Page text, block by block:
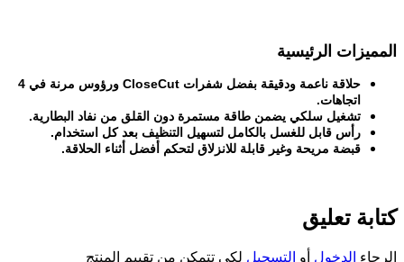
المميزات الرئيسية
حلاقة ناعمة ودقيقة بفضل شفرات
ورؤوس مرنة في 4
اتجاهات.
تشغيل سلكي يضمن طاقة مستمرة دون القلق من نفاد البطارية.
رأس قابل للغسل بالكامل لتسهيل التنظيف بعد كل استخدام.
قبضة مريحة وغير قابلة للانزلاق لتحكم أفضل أثناء الحلاقة.
كتابة تعليق
الرجاء الدخول أو التسجيل لكي تتمكن من تقييم المنتج